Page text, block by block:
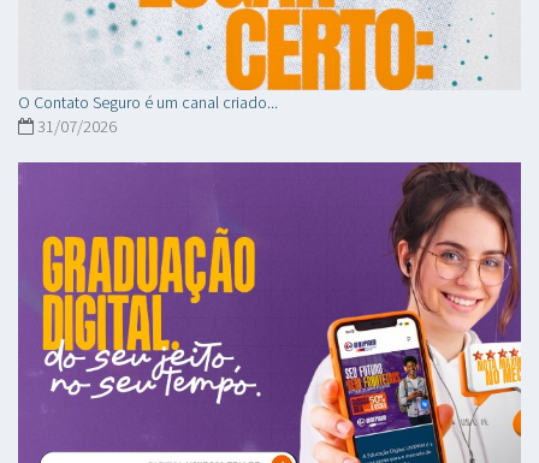
O Contato Seguro é um canal criado...
31/07/2026